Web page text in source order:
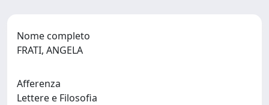
Nome completo
FRATI, ANGELA
Afferenza
Lettere e Filosofia